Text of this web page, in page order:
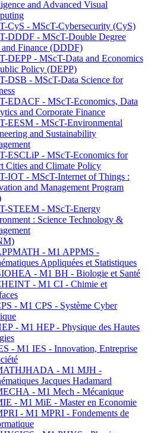
and Advanced Visual
CyS - MScT-Cybersecurity (CyS)
DDDF - MScT-Double Degree
and Finance (DDDF)
DEPP - MScT-Data and Economics
Policy (DEPP)
DSB - MScT-Data Science for
EDACF - MScT-Economics, Data
and Corporate Finance
EESM - MScT-Environmental
and Sustainability
ESCLiP - MScT-Economics for
Cities and Climate Policy
IOT - MScT-Internet of Things :
and Management Program
STEEM - MScT-Energy
: Science Technology &
- M1 APPMS -
Appliquées et Statistiques
- M1 BH - Biologie et Santé
- M1 CI - Chimie et
- M1 CPS - Système Cyber
- M1 HEP - Physique des Hautes
- M1 IES - Innovation, Entreprise
- M1 MJH -
Jacques Hadamard
- M1 Mech - Mécanique
- M1 MiE - Master en Economie
- M1 MPRI - Fondements de